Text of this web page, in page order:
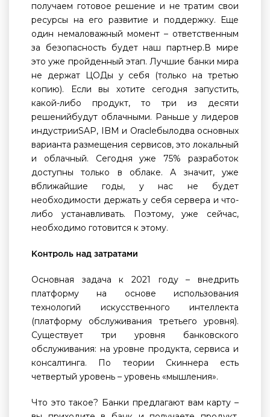
получаем готовое решение и не тратим свои
ресурсы на его развитие и поддержку. Еще
один немаловажный момент – ответственным
за безопасность будет наш партнер.В мире
это уже пройденный этап. Лучшие банки мира
не держат ЦОДы у себя (только на третью
копию). Если вы хотите сегодня запустить,
какой-либо продукт, то три из десяти
решенийбудут облачными. Раньше у лидеров
индустрииSAP, IBM и Oracleбылодва основных
варианта размещения сервисов, это локальный
и облачный. Сегодня уже 75% разработок
доступны только в облаке. А значит, уже
вближайшие годы, у нас не будет
необходимости держать у себя сервера и что-
либо устанавливать. Поэтому, уже сейчас,
необходимо готовится к этому.
Контроль над затратами
Основная задача к 2021 году – внедрить
платформу на основе использования
технологий искусственного интеллекта
(платформу обслуживания третьего уровня).
Существует три уровня банковского
обслуживания: на уровне продукта, сервиса и
консалтинга. По теории Скиннера есть
четвертый уровень – уровень «мышления».
Что это такое? Банки предлагают вам карту –